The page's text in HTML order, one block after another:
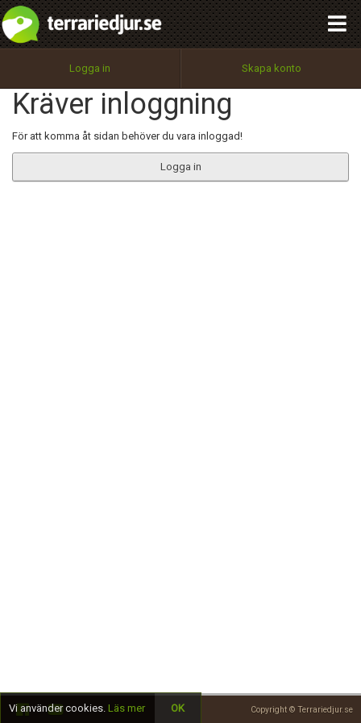
Logga in Skapa konto
Kräver inloggning
För att komma åt sidan behöver du vara inloggad!
Logga in
Copyright © Terrariedjur.se
Utför
100%
OK
integritetspolicy
Namn:
Epost:
Begär nytt lösenord
Tillbaka till förstasidan
Vi använder cookies. Läs mer OK